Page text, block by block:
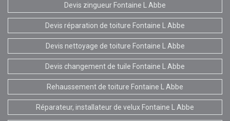
Devis zingueur Fontaine L Abbe
Devis réparation de toiture Fontaine L Abbe
Devis nettoyage de toiture Fontaine L Abbe
Devis changement de tuile Fontaine L Abbe
Rehaussement de toiture Fontaine L Abbe
Réparateur, installateur de velux Fontaine L Abbe